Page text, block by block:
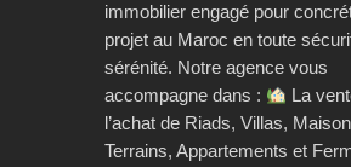
immobilier engagé pour
projet au Maroc en toute
sérénité. Notre agence vous
accompagne dans :
La
l’achat de Riads, Villas,
Terrains, Appartements et